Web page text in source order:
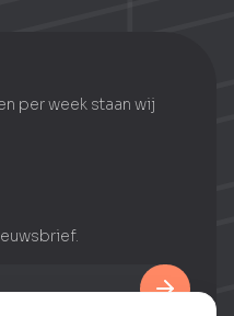
per week staan wij